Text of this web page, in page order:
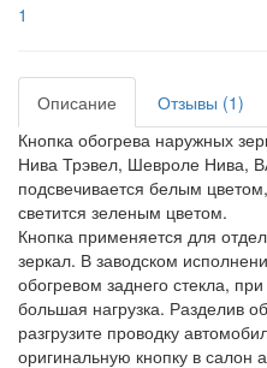
1
Описание Отзывы (1)
Кнопка обогрева наружных
Нива Трэвел, Шевроле Нива,
подсвечивается белым
светится зеленым цветом.
Кнопка применяется для
зеркал. В заводском
обогревом заднего стекла,
большая нагрузка. Разделив
разгрузите проводку
оригинальную кнопку в салон